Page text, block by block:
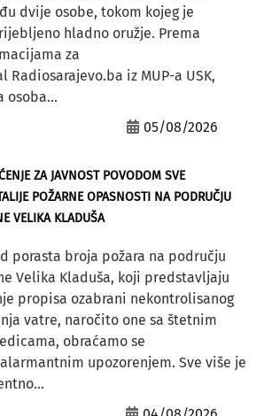
dvije osobe, tokom kojeg je
hladno oružje. Prema
za
Radiosarajevo.ba iz MUP-a USK,
osoba...
05/08/2026
ZA JAVNOST POVODOM SVE
POŽARNE OPASNOSTI NA PODRUČJU
VELIKA KLADUŠA
porasta broja požara na području
Velika Kladuša, koji predstavljaju
propisa ozabrani nekontrolisanog
vatre, naročito one sa štetnim
obraćamo se
upozorenjem. Sve više je